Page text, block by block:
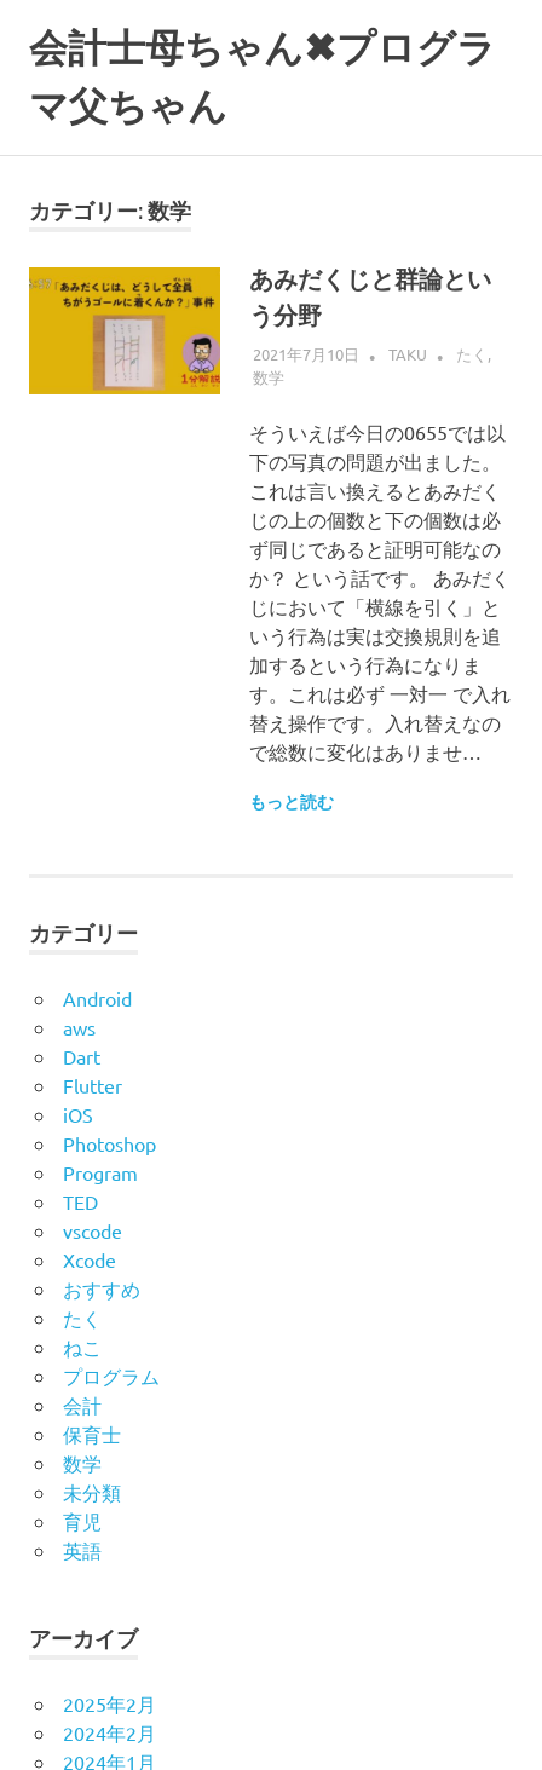
へ
会計士母ちゃん✖プログラ
マ父ちゃん
カテゴリー:数学
あみだくじと群論とい
う分野
2021年7月10日 TAKU たく ,
数学
そういえば今日の0655では以
下の写真の問題が出ました。
これは言い換えるとあみだく
じの上の個数と下の個数は必
ず同じであると証明可能なの
か？ という話です。 あみだく
じにおいて「横線を引く」と
いう行為は実は交換規則を追
加するという行為になりま
す。これは必ず 一対一 で入れ
替え操作です。入れ替えなの
で総数に変化はありませ…
もっと読む
カテゴリー
Android
aws
Dart
Flutter
iOS
Photoshop
Program
TED
vscode
Xcode
おすすめ
たく
ねこ
プログラム
会計
保育士
数学
未分類
育児
英語
アーカイブ
2025年2月
2024年2月
2024年1月